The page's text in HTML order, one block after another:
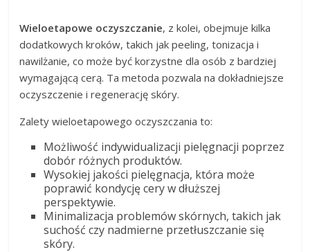
Wieloetapowe oczyszczanie, z kolei, obejmuje kilka
dodatkowych kroków, takich jak peeling, tonizacja i
nawilżanie, co może być korzystne dla osób z bardziej
wymagającą cerą. Ta metoda pozwala na dokładniejsze
oczyszczenie i regenerację skóry.
Zalety wieloetapowego oczyszczania to:
Możliwość indywidualizacji pielęgnacji poprzez
dobór różnych produktów.
Wysokiej jakości pielęgnacja, która może
poprawić kondycję cery w dłuższej
perspektywie.
Minimalizacja problemów skórnych, takich jak
suchość czy nadmierne przetłuszczanie się
skóry.